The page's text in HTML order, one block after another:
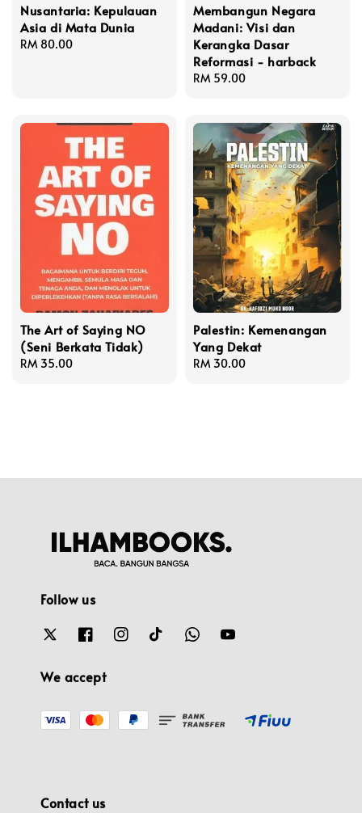
Nusantaria: Kepulauan
Asia di Mata Dunia
Regular
RM 80.00
Membangun Negara
Madani: Visi dan
Kerangka Dasar
Reformasi - harback
Regular
RM 59.00
The Art of Saying NO
(Seni Berkata Tidak)
Regular
RM 35.00
Palestin: Kemenangan
Yang Dekat
Regular
RM 30.00
Follow us
We accept
Contact us